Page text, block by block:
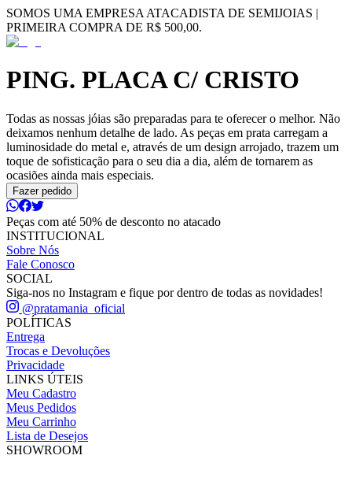
SOMOS UMA EMPRESA ATACADISTA DE SEMIJOIAS |
PRIMEIRA COMPRA DE R$ 500,00.
PING. PLACA C/ CRISTO
Todas as nossas jóias são preparadas para te oferecer o melhor. Não
deixamos nenhum detalhe de lado. As peças em prata carregam a
luminosidade do metal e, através de um design arrojado, trazem um
toque de sofisticação para o seu dia a dia, além de tornarem as
ocasiões ainda mais especiais.
Fazer pedido
Peças com até 50% de desconto no atacado
INSTITUCIONAL
Sobre Nós
Fale Conosco
SOCIAL
Siga-nos no Instagram e fique por dentro de todas as novidades!
@pratamania_oficial
POLÍTICAS
Entrega
Trocas e Devoluções
Privacidade
LINKS ÚTEIS
Meu Cadastro
Meus Pedidos
Meu Carrinho
Lista de Desejos
SHOWROOM